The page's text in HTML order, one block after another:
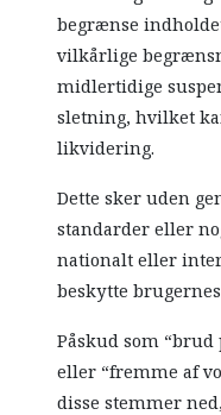
begrænse
vilkårlige
midlertidige
sletning, hvilket
likvidering.
Dette sker uden
standarder eller
nationalt eller
beskytte
Påskud som
eller “fremme af
disse stemmer